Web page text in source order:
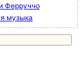
Ферруччо
музыка